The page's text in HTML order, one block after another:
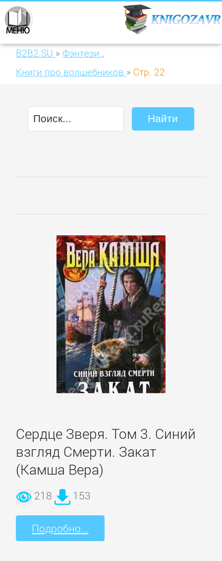
B2B2.SU » Фэнтези ,
Книги про волшебников » Стр. 22
Сердце Зверя. Том 3. Синий
взгляд Смерти. Закат
(Камша Вера)
218 153
Подробно...